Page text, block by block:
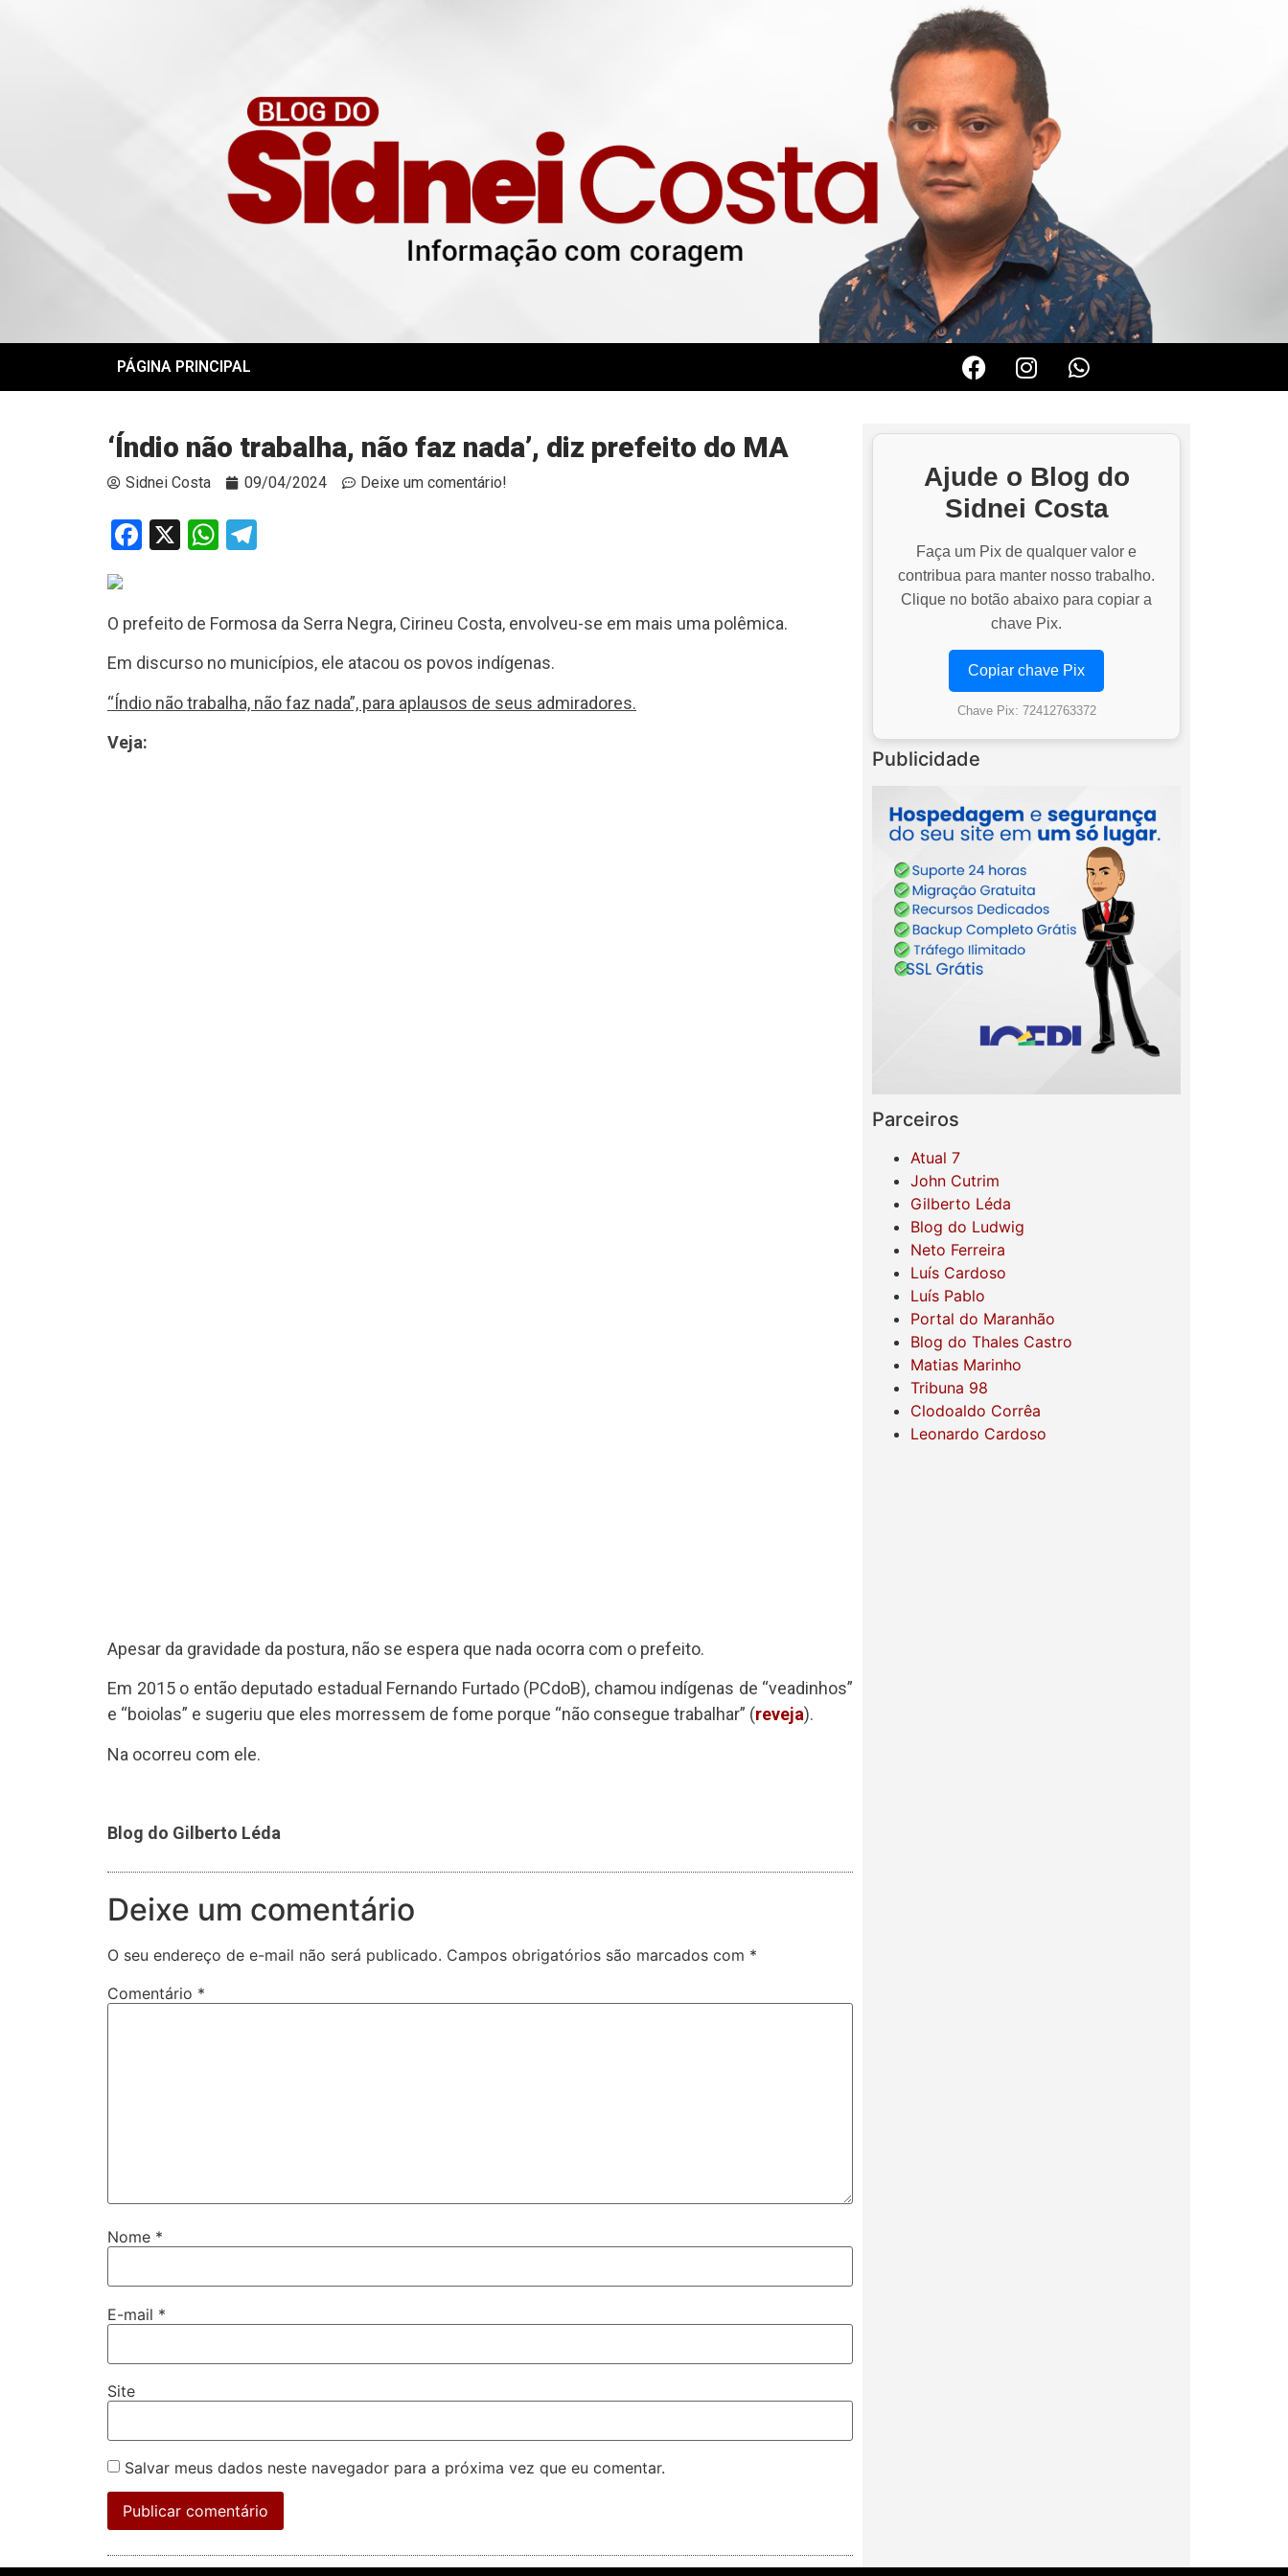
PÁGINA PRINCIPAL
‘Índio não trabalha, não faz nada’, diz prefeito do MA
Sidnei Costa 09/04/2024 Deixe um comentário!
Facebook
X WhatsApp
O prefeito de Formosa da Serra Negra, Cirineu Costa, envolveu-se em mais uma polêmica.
Em discurso no municípios, ele atacou os povos indígenas.
“Índio não trabalha, não faz nada”, para aplausos de seus admiradores.
Veja:
Apesar da gravidade da postura, não se espera que nada ocorra com o prefeito.
Em 2015 o então deputado estadual Fernando Furtado (PCdoB), chamou indígenas de “veadinhos”
e “boiolas” e sugeriu que eles morressem de fome porque “não consegue trabalhar” (reveja).
Na ocorreu com ele.
Blog do Gilberto Léda
Deixe um comentário
O seu endereço de e-mail não será publicado. Campos obrigatórios são marcados com *
Comentário *
Nome *
E-mail *
Site
Salvar meus dados neste navegador para a próxima vez que eu comentar.
Ajude o Blog do
Sidnei Costa
Faça um Pix de qualquer valor e
contribua para manter nosso trabalho.
Clique no botão abaixo para copiar a
chave Pix.
Copiar chave Pix
Chave Pix: 72412763372
Publicidade
Parceiros
Atual 7
John Cutrim
Gilberto Léda
Blog do Ludwig
Neto Ferreira
Luís Cardoso
Luís Pablo
Portal do Maranhão
Blog do Thales Castro
Matias Marinho
Tribuna 98
Clodoaldo Corrêa
Leonardo Cardoso